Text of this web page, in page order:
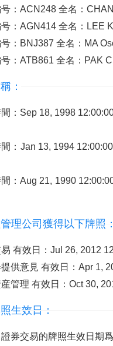
：ACN248 全名：
：AGN414 全名：LEE
：BNJ387 全名：MA
：ATB861 全名：PAK
：
：Sep 18, 1998
：Jan 13, 1994
：Aug 21, 1990
理公司獲得以下牌照
有效日：Jul 26, 2012
供意見 有效日：Apr 1,
管理 有效日：Oct 30,
生效日：
券交易的牌照生效日期